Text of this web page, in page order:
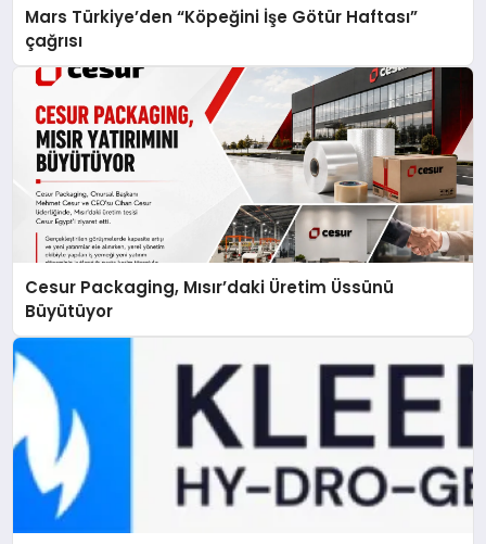
Mars Türkiye’den “Köpeğini İşe Götür Haftası”
çağrısı
Cesur Packaging, Mısır’daki Üretim Üssünü
Büyütüyor